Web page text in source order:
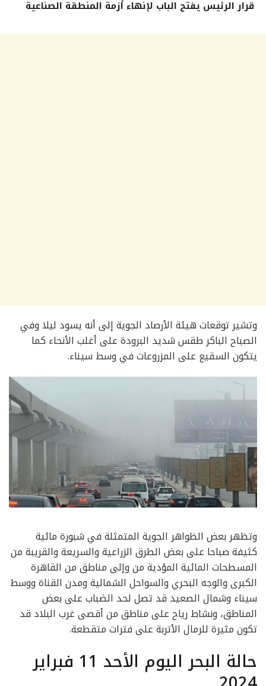
قرار الرئيس يفتح الباب لإنهاء أزمة المنطقة الصناعية
وتشير توقعات هيئة الأرصاد الجوية إلى أنه يسود ليلا وفي
الصباح الباكر طقس شديد البرودة على أغلب الأنحاء كما
يتكون السقيع على المزروعات في وسط سيناء.
وتظهر بعض الظواهر الجوية المتمثلة في شبورة مائية
كثيفة صباحا على بعض الطرق الزراعية والسريعة والقريبة من
المسطحات المائية المؤدية من وإلى مناطق من القاهرة
الكبرى والوجه البحري والسواحل الشمالية ومدن القناة ووسط
سيناء وشمال الصعيد قد تصل لحد الضباب على بعض
المناطق، ونشاط رياح على مناطق من أقصى غرب البلاد قد
تكون مثيرة للرمال الأتربة على فترات متقطعة.
حالة البحر اليوم الأحد 11 فبراير